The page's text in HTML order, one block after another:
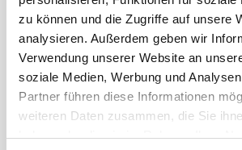
zu können und die Zugriffe auf unsere
analysieren. Außerdem geben wir
Verwendung unserer Website an
soziale Medien, Werbung und
Partner führen diese Informationen
weiteren Daten zusammen, die Sie
haben oder die sie im Rahmen Ihrer
August 2020
Juli 2020
Juni 2020
Mai 2020
April 2020
März 2020